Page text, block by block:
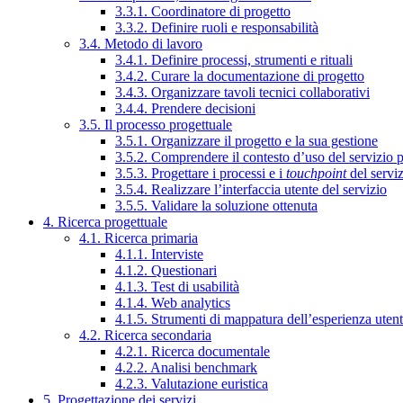
3.3.1. Coordinatore di progetto
3.3.2. Definire ruoli e responsabilità
3.4. Metodo di lavoro
3.4.1. Definire processi, strumenti e rituali
3.4.2. Curare la documentazione di progetto
3.4.3. Organizzare tavoli tecnici collaborativi
3.4.4. Prendere decisioni
3.5. Il processo progettuale
3.5.1. Organizzare il progetto e la sua gestione
3.5.2. Comprendere il contesto d’uso del servizio
3.5.3. Progettare i processi e i touchpointdel
3.5.4. Realizzare l’interfaccia utente del servizio
3.5.5. Validare la soluzione ottenuta
4. Ricerca progettuale
4.1. Ricerca primaria
4.1.1. Interviste
4.1.2. Questionari
4.1.3. Test di usabilità
4.1.4. Web analytics
4.1.5. Strumenti di mappatura dell’esperienza
4.2. Ricerca secondaria
4.2.1. Ricerca documentale
4.2.2. Analisi benchmark
4.2.3. Valutazione euristica
5. Progettazione dei servizi